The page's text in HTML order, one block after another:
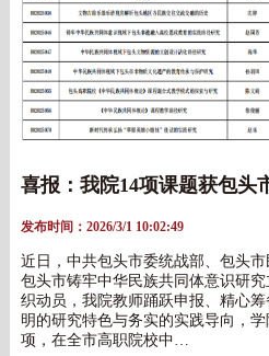
发布时间：2026/3/1 10:02:49
近日，中共包头市委统战部、包头
包头市铸牢中华民族共同体意识研
织动员，我院教师踊跃申报、精心
明的研究特色与务实的实践导向，
项，在全市高职院校中…